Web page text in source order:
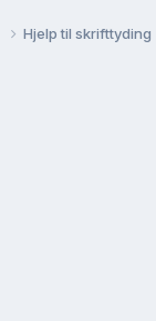
Hjelp til skrifttyding